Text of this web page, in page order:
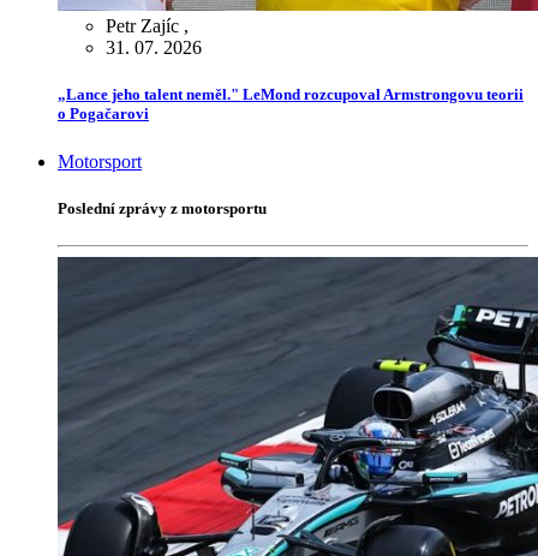
Petr Zajíc ,
31. 07. 2026
„Lance jeho talent neměl." LeMond rozcupoval Armstrongovu teorii
o Pogačarovi
Motorsport
Poslední zprávy z motorsportu